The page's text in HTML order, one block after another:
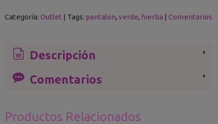
Categoría: Outlet | Tags: pantalon verde hierba | Comentarios
Descripción
Comentarios
Productos Relacionados